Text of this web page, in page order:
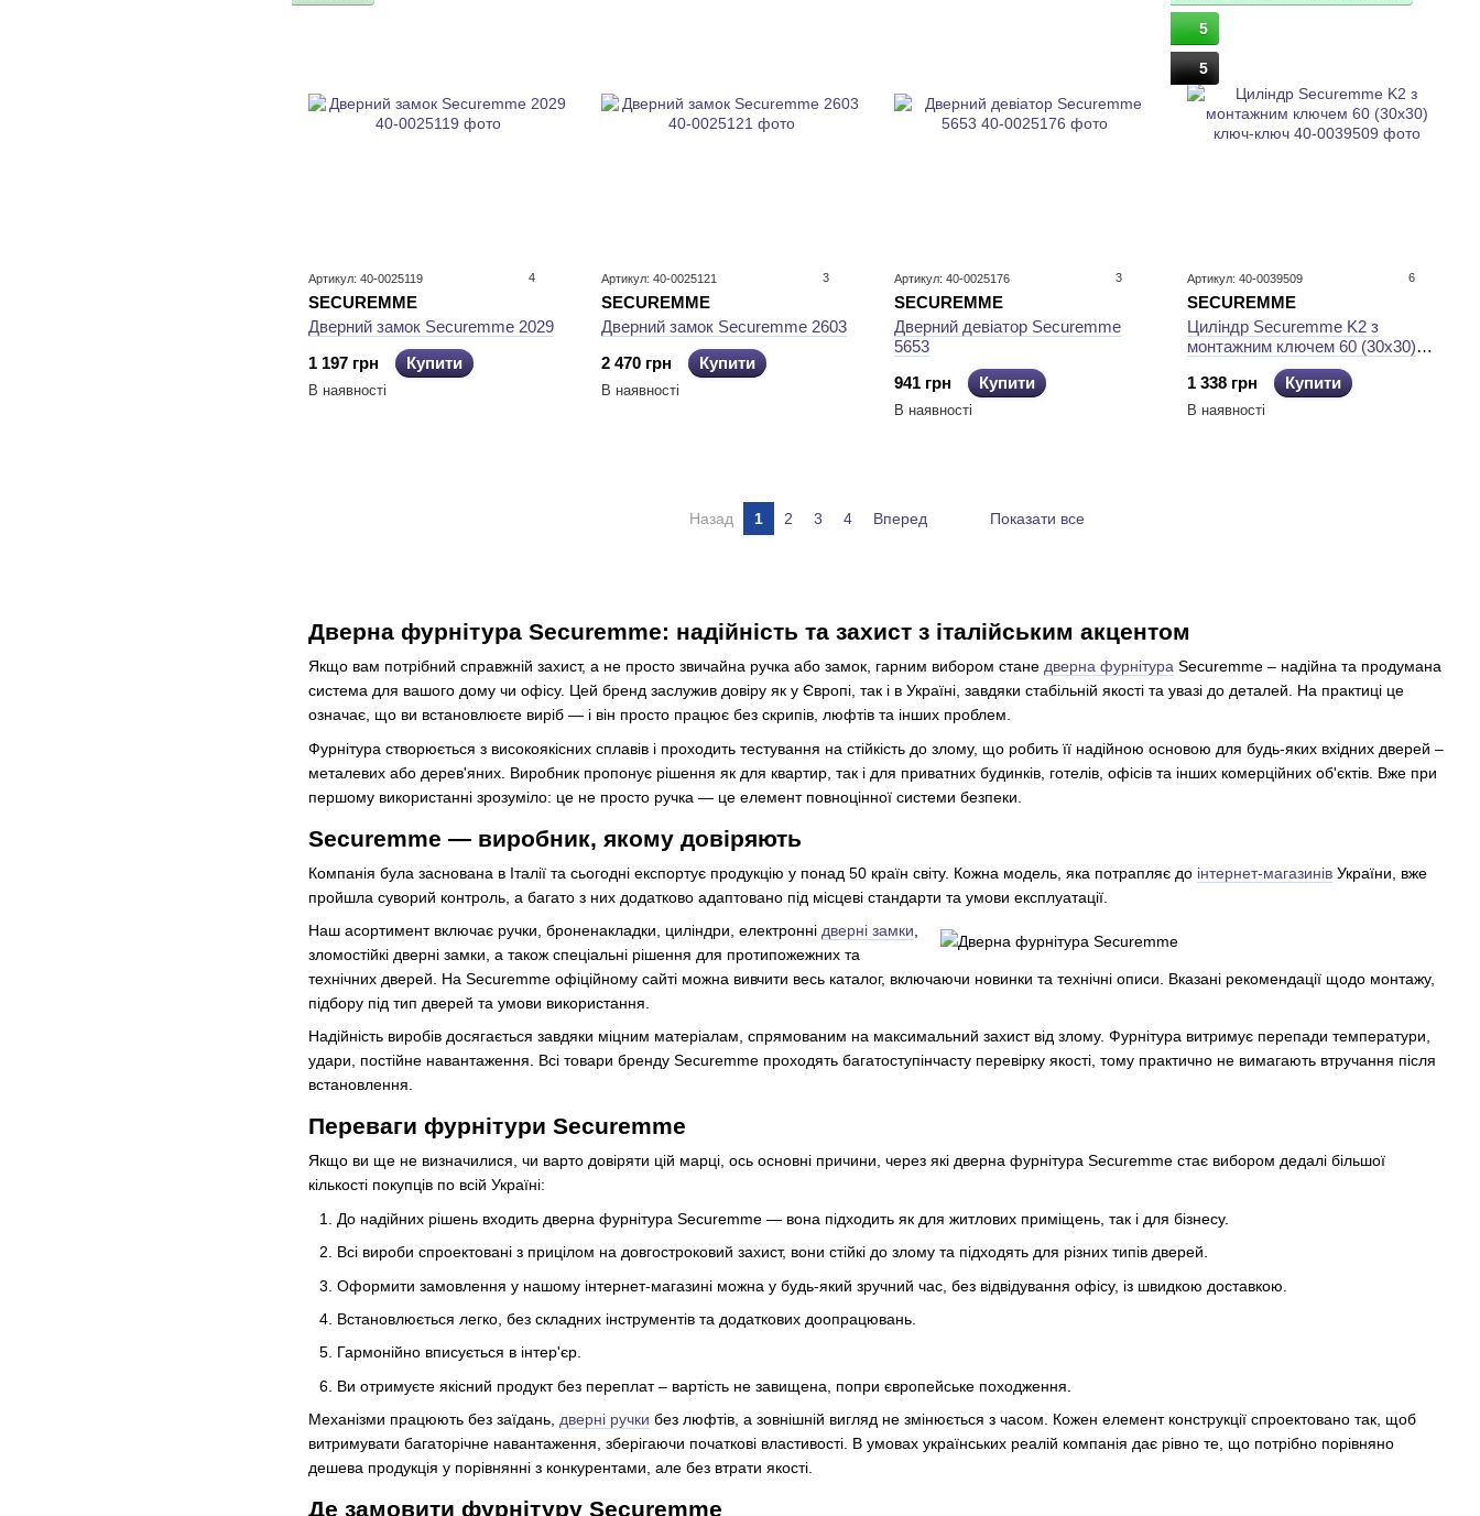
Дверна фурнітура Securemme: надійність та захист з італійським акцентом
Якщо вам потрібний справжній захист, а не просто звичайна ручка або замок, гарним вибором стане дверна фурнітура Securemme – надійна та продумана
система для вашого дому чи офісу. Цей бренд заслужив довіру як у Європі, так і в Україні, завдяки стабільній якості та увазі до деталей. На практиці це
означає, що ви встановлюєте виріб — і він просто працює без скрипів, люфтів та інших проблем.
Фурнітура створюється з високоякісних сплавів і проходить тестування на стійкість до злому, що робить її надійною основою для будь-яких вхідних дверей –
металевих або дерев'яних. Виробник пропонує рішення як для квартир, так і для приватних будинків, готелів, офісів та інших комерційних об'єктів. Вже при
першому використанні зрозуміло: це не просто ручка — це елемент повноцінної системи безпеки.
Securemme — виробник, якому довіряють
Компанія була заснована в Італії та сьогодні експортує продукцію у понад 50 країн світу. Кожна модель, яка потрапляє до інтернет-магазинів України, вже
пройшла суворий контроль, а багато з них додатково адаптовано під місцеві стандарти та умови експлуатації.
Наш асортимент включає ручки, броненакладки, циліндри, електронні дверні замки
зломостійкі дверні замки, а також спеціальні рішення для протипожежних та
технічних дверей. На Securemme офіційному сайті можна вивчити весь каталог, включаючи новинки та технічні описи. Вказані рекомендації щодо монтажу,
підбору під тип дверей та умови використання.
Надійність виробів досягається завдяки міцним матеріалам, спрямованим на максимальний захист від злому. Фурнітура витримує перепади температури,
удари, постійне навантаження. Всі товари бренду Securemme проходять багатоступінчасту перевірку якості, тому практично не вимагають втручання після
встановлення.
Переваги фурнітури Securemme
Якщо ви ще не визначилися, чи варто довіряти цій марці, ось основні причини, через які дверна фурнітура Securemme стає вибором дедалі більшої
кількості покупців по всій Україні:
До надійних рішень входить дверна фурнітура Securemme — вона підходить як для житлових приміщень, так і для бізнесу.
Всі вироби спроектовані з прицілом на довгостроковий захист, вони стійкі до злому та підходять для різних типів дверей.
Оформити замовлення у нашому інтернет-магазині можна у будь-який зручний час, без відвідування офісу, із швидкою доставкою.
Встановлюється легко, без складних інструментів та додаткових доопрацювань.
Гармонійно вписується в інтер'єр.
Ви отримуєте якісний продукт без переплат – вартість не завищена, попри європейське походження.
Механізми працюють без заїдань, дверні ручки без люфтів, а зовнішній вигляд не змінюється з часом. Кожен елемент конструкції спроектовано так, щоб
витримувати багаторічне навантаження, зберігаючи початкові властивості. В умовах українських реалій компанія дає рівно те, що потрібно порівняно
дешева продукція у порівнянні з конкурентами, але без втрати якості.
Де замовити фурнітуру Securemme
Артикул: 40-0025119 4
SECUREMME
Дверний замок Securemme 2029
1 197 грн
Купити
В наявності
Артикул: 40-0025121 3
SECUREMME
Дверний замок Securemme 2603
2 470 грн
Купити
В наявності
Артикул: 40-0025176 3
SECUREMME
Дверний девіатор Securemme
5653
941 грн
Купити
В наявності
5
5
Артикул: 40-0039509 6
SECUREMME
Циліндр Securemme K2 з
монтажним ключем 60 (30х30)
1 338 грн
Купити
В наявності
Назад 1 2 3 4 Вперед Показати все